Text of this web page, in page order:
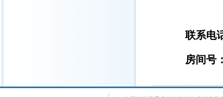
联系电
房间号